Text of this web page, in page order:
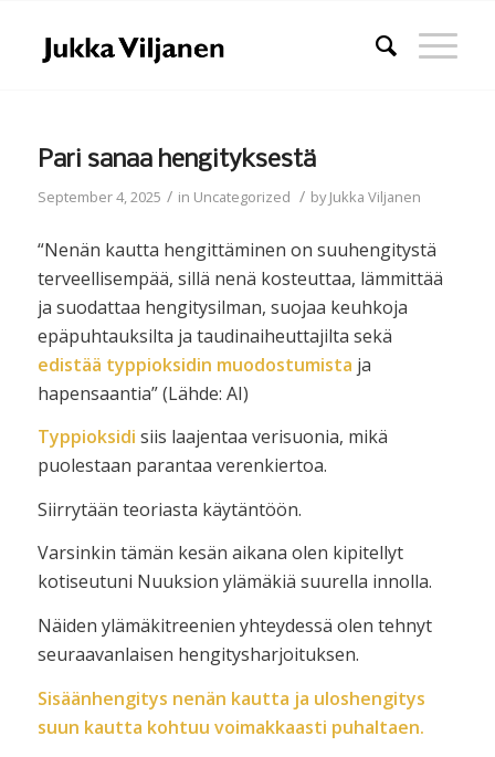
Pari sanaa hengityksestä
September 4, 2025 / in Uncategorized / byJukka Viljanen
“Nenän kautta hengittäminen on suuhengitystä
terveellisempää, sillä nenä kosteuttaa, lämmittää
ja suodattaa hengitysilman, suojaa keuhkoja
epäpuhtauksilta ja taudinaiheuttajilta sekä
edistää typpioksidin muodostumista ja
hapensaantia” (Lähde: AI)
Typpioksidi siis laajentaa verisuonia, mikä
puolestaan parantaa verenkiertoa.
Siirrytään teoriasta käytäntöön.
Varsinkin tämän kesän aikana olen kipitellyt
kotiseutuni Nuuksion ylämäkiä suurella innolla.
Näiden ylämäkitreenien yhteydessä olen tehnyt
seuraavanlaisen hengitysharjoituksen.
Sisäänhengitys nenän kautta ja uloshengitys
suun kautta kohtuu voimakkaasti puhaltaen.